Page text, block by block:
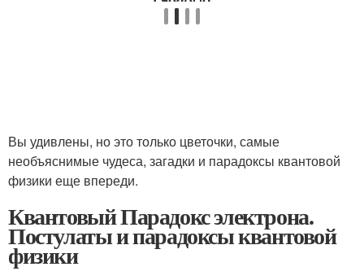
Вы удивлены, но это только цветочки, самые
необъяснимые чудеса, загадки и парадоксы квантовой
физики еще впереди.
Квантовый Парадокс электрона.
Постулаты и парадоксы квантовой
физики